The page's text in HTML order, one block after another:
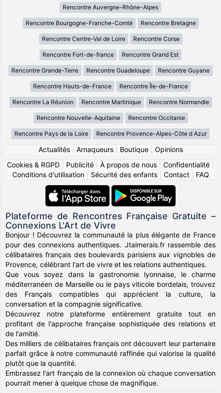
Rencontre Auvergne-Rhône-Alpes
Rencontre Bourgogne-Franche-Comté Rencontre Bretagne
Rencontre Centre-Val de Loire Rencontre Corse
Rencontre Fort-de-france Rencontre Grand Est
Rencontre Grande-Terre Rencontre Guadeloupe Rencontre Guyane
Rencontre Hauts-de-France Rencontre Île-de-France
Rencontre La Réunion Rencontre Martinique Rencontre Normandie
Rencontre Nouvelle-Aquitaine Rencontre Occitanie
Rencontre Pays de la Loire Rencontre Provence-Alpes-Côte d Azur
Actualités| Arnaqueurs| Boutique| Opinions
Cookies & RGPD
Publicité À propos de nous Confidentialité
Conditions d'utilisation| Sécurité des enfants| Contact| FAQ
Plateforme de Rencontres Française Gratuite –
Connexions L'Art de Vivre
Bonjour ! Découvrez la communauté la plus élégante de France
pour des connexions authentiques. Jtaimerais.fr rassemble des
célibataires français des boulevards parisiens aux vignobles de
Provence, célébrant l'art de vivre et les relations authentiques.
Que vous soyez dans la gastronomie lyonnaise, le charme
méditerranéen de Marseille ou le pays viticole bordelais, trouvez
des Français compatibles qui apprécient la culture, la
conversation et la compagnie significative.
Découvrez notre plateforme entièrement gratuite tout en
profitant de l'approche française sophistiquée des relations et
de l'amitié.
Des milliers de célibataires français ont découvert leur partenaire
parfait grâce à notre communauté raffinée qui valorise la qualité
plutôt que la quantité.
Embrassez l'art français de la connexion où chaque conversation
pourrait mener à quelque chose de magnifique.